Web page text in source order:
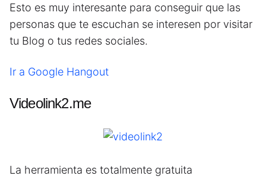
Esto es muy interesante para conseguir que las
personas que te escuchan se interesen por visitar
tu Blog o tus redes sociales.
Ir a Google Hangout
Videolink2.me
La herramienta es totalmente gratuita